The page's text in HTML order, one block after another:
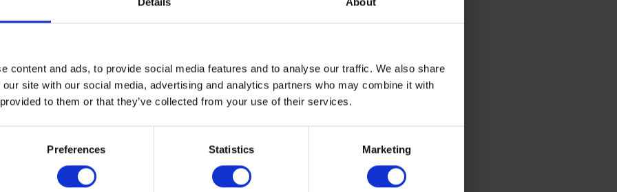
content and ads, to provide social media features and to analyse our traffic. We also share
site with our social media, advertising and analytics partners who may combine it with
to them or that they’ve collected from your use of their services.
Preferences Statistics Marketing